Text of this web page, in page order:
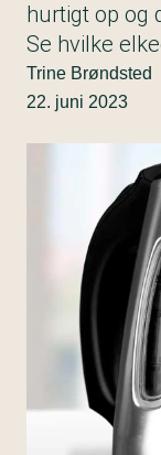
hurtigt op og
Se hvilke
Trine Brøndsted
22. juni 2023